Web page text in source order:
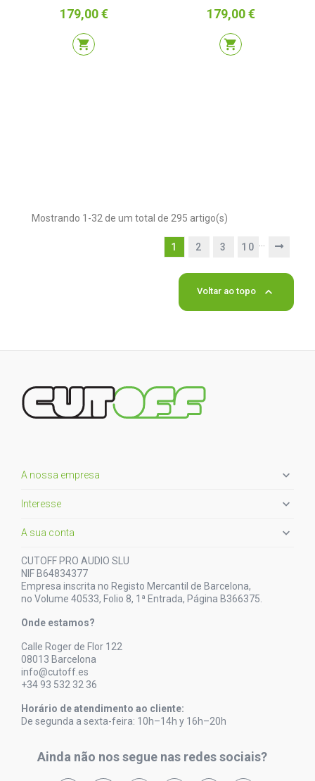
Preço
179,00 €
shopping_cart
Preço
179,00 €
shopping_cart
Mostrando 1-32 de um total de 295 artigo(s)
1 2 3 …
10
Voltar ao topo 
A nossa empresa 
Interesse 
A sua conta 
CUTOFF PRO AUDIO SLU
NIF B64834377
Empresa inscrita no Registo Mercantil de Barcelona,
no Volume 40533, Folio 8, 1ª Entrada, Página B366375.
Onde estamos?
Calle Roger de Flor 122
08013 Barcelona
info@cutoff.es
+34 93 532 32 36
Horário de atendimento ao cliente:
De segunda a sexta-feira: 10h–14h y 16h–20h
Ainda não nos segue nas redes sociais?